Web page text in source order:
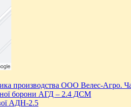
производства ООО Велес-Агро.
борони АГД – 2.4 ДСМ
АДН-2.5